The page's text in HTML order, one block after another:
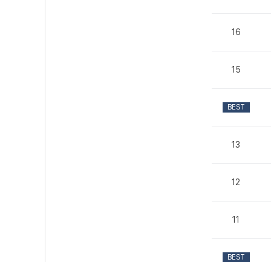
16
15
BEST
13
12
11
BEST